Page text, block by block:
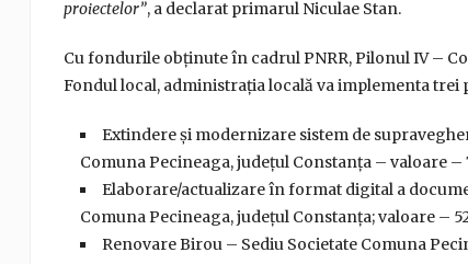
proiectelor”, a declarat primarul Niculae Stan.
Cu fondurile obținute în cadrul PNRR, Pilonul IV –
Fondul local, administrația locală va implementa trei
Extindere și modernizare sistem de
Comuna Pecineaga, județul Constanța – valoare –
Elaborare/actualizare în format digital a
Comuna Pecineaga, județul Constanța; valoare –
Renovare Birou – Sediu Societate Comuna